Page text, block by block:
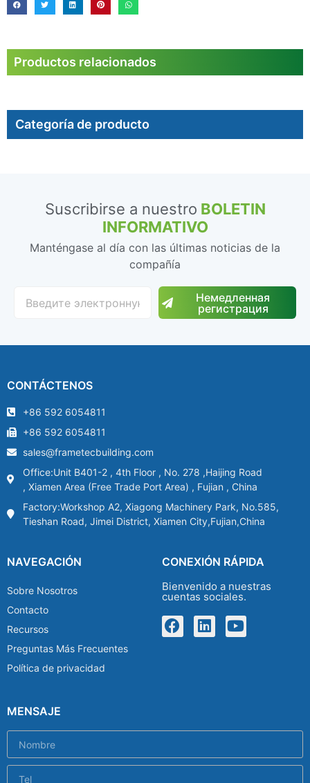
Categoría de producto
Productos relacionados
Suscribirse a nuestro BOLETIN
INFORMATIVO
Manténgase al día con las últimas noticias de la
compañía
Немедленная
регистрация
CONTÁCTENOS
+86 592 6054811
+86 592 6054811
sales@frametecbuilding.com
Office:Unit B401-2 , 4th Floor , No. 278 ,Haijing Road
, Xiamen Area (Free Trade Port Area) , Fujian , China
Factory:Workshop A2, Xiagong Machinery Park, No.585,
Tieshan Road, Jimei District, Xiamen City,Fujian,China
NAVEGACIÓN
Sobre Nosotros
Contacto
Recursos
Preguntas Más Frecuentes
Política de privacidad
CONEXIÓN RÁPIDA
Bienvenido a nuestras
cuentas sociales.
MENSAJE